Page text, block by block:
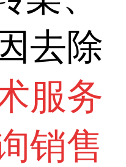
去除
服务
销售